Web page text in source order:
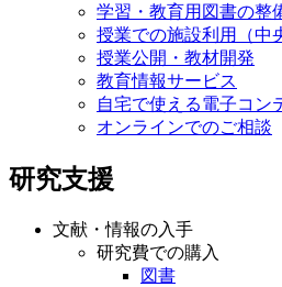
学習・教育用図書の整
授業での施設利用（中
授業公開・教材開発
教育情報サービス
自宅で使える電子コン
オンラインでのご相談
研究支援
文献・情報の入手
研究費での購入
図書